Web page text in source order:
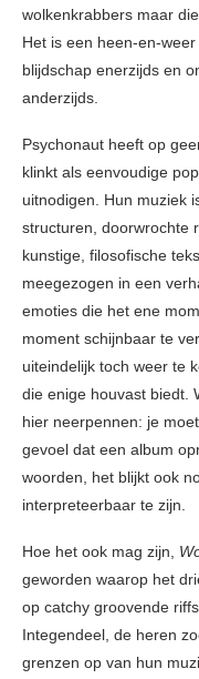
wolkenkrabbers maar
Het is een heen-en-
blijdschap enerzijds en
anderzijds.
Psychonaut heeft op
klinkt als eenvoudige
uitnodigen. Hun muziek
structuren, doorwrochte
kunstige, filosofische
meegezogen in een
emoties die het ene
moment schijnbaar te
uiteindelijk toch weer te
die enige houvast biedt.
hier neerpennen: je
gevoel dat een album
woorden, het blijkt ook
interpreteerbaar te zijn.
Hoe het ook mag zijn,
geworden waarop het
op catchy groovende
Integendeel, de heren
grenzen op van hun